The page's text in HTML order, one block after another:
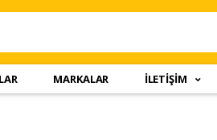
MARKALAR İLETİŞİM